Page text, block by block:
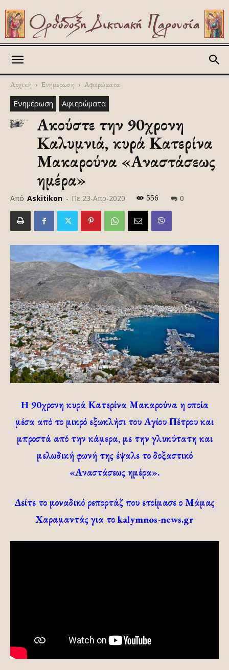
Αρχική Ενημέρωση Αφιερώματα
Ενημέρωση Αφιερώματα
Ακούστε την 90χρονη
Καλυμνιά, κυρά Κατερίνα
Μακαρούνα «Αναστάσεως
ημέρα»
Από Askitikon - Πε 23-Απρ-2020 556 0
H 90χρονη κυρά Κατερίνα Μακαρούνα η οποία
μέσα από το μικρό εξωκλήσι του Αγίου Πέτρου και
μπροστά από την κάμερα, με την γλυκύτατη και
μελωδική φωνή της έψαλε το δοξαστικό
«Αναστάσεως ημέρα».
Δείτε το μοναδικό ρεπορτάζ που ετοίμασε ο Μάμας
Χαραμαντάς για το kalymnos-news.gr